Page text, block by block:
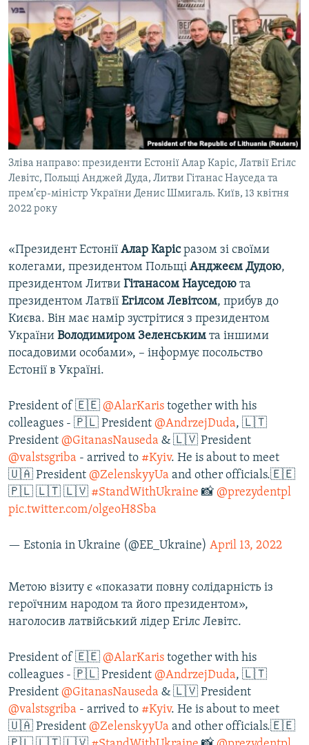
Зліва направо: президенти Естонії Алар Каріс, Латвії Егілс
Левітс, Польщі Анджей Дуда, Литви Гітанас Науседа та
прем’єр-міністр України Денис Шмигаль. Київ, 13 квітня
2022 року
«Президент Естонії Алар Карісразом зі своїми
колегами, президентом Польщі Анджеєм Дудою,
президентом Литви Гітанасом Науседою та
президентом Латвії Егілсом Левітсом, прибув до
Києва. Він має намір зустрітися з президентом
України Володимиром Зеленським та іншими
посадовими особами», – інформує посольство
Естонії в Україні.
President of 🇪🇪 @AlarKaris together with his
colleagues - 🇵🇱 President @AndrzejDuda, 🇱🇹
President @GitanasNauseda & 🇱🇻 President
@valstsgriba - arrived to #Kyiv. He is about to meet
🇺🇦 President @ZelenskyyUa and other officials.🇪🇪
🇵🇱 🇱🇹 🇱🇻 #StandWithUkraine 📸 @prezydentpl
pic.twitter.com/olgeoH8Sba
— Estonia in Ukraine (@EE_Ukraine) April 13, 2022
Метою візиту є «показати повну солідарність із
героїчним народом та його президентом»,
наголосив латвійський лідер Егілс Левітс.
President of 🇪🇪 @AlarKaris together with his
colleagues - 🇵🇱 President @AndrzejDuda, 🇱🇹
President @GitanasNauseda & 🇱🇻 President
@valstsgriba - arrived to #Kyiv. He is about to meet
🇺🇦 President @ZelenskyyUa and other officials.🇪🇪